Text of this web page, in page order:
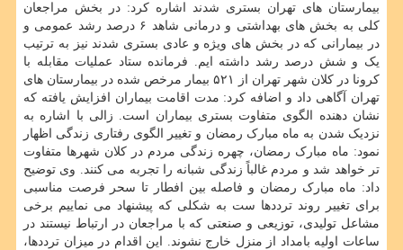
بیمارستان های تهران بستری شدند اشاره کرد: در بخش مراجعان
کلی به بخش های بهداشتی و درمانی شاهد ۶ درصد رشد عمومی و
در بیمارانی که در بخش های ویژه و عادی بستری شدند نیز به ترتیب
یک و شش درصد رشد داشته ایم. فرمانده ستاد عملیات مقابله با
کرونا در کلان شهر تهران از ۵۲۱ بیمار مرخص شده در بیمارستان های
تهران آگاهی داد و اضافه کرد: مدت اقامت بیماران افزایش یافته که
نشان دهنده الگوی متفاوت بستری بیماران است. زالی با اشاره به
نزدیک شدن به ماه مبارک رمضان و تغییر الگوی رفتاری زندگی اظهار
نمود: ماه مبارک رمضان، چهره زندگی مردم در کلان شهرها متفاوت
تر خواهد شد و مردم غالباً زندگی شبانه را تجربه می کنند. وی توضیح
داد: ماه مبارک رمضان و فاصله بین افطار تا سحر فرصت مناسبی
برای تغییر روند ترددها ست به شکلی که پیشنهاد می نماییم برخی
مشاعل تولیدی، توزیعی و صنعتی که با مراجعان در ارتباط نیستند در
ساعات اولیه بامداد از منزل خارج نشوند. این اقدام در میزان ترددها،